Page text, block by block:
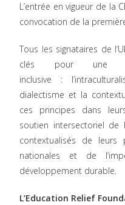
L’entrée en vigueur de la
convocation de la
Tous les signataires de
clés pour une
inclusive :
dialectisme et la
ces principes dans
soutien intersectoriel de
contextualisés de leurs
nationales et de
développement durable.
L’Education Relief